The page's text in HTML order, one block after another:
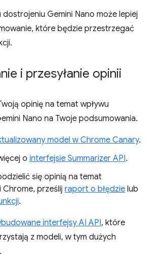
dostrojeniu Gemini Nano może lepiej
które będzie przestrzegać
i przesyłanie opinii
opinię na temat wpływu
Nano na Twoje podsumowania.
model w Chrome Canary.
o interfejsie Summarizer API.
się opinią na temat
Chrome, prześlij raport o błędzie lub
.
interfejsy AI API, które
z modeli, w tym dużych